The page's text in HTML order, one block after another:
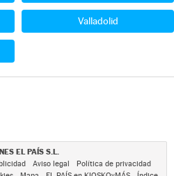
Valladolid
EL PAÍS S.L.
Aviso legal
Política de privacidad